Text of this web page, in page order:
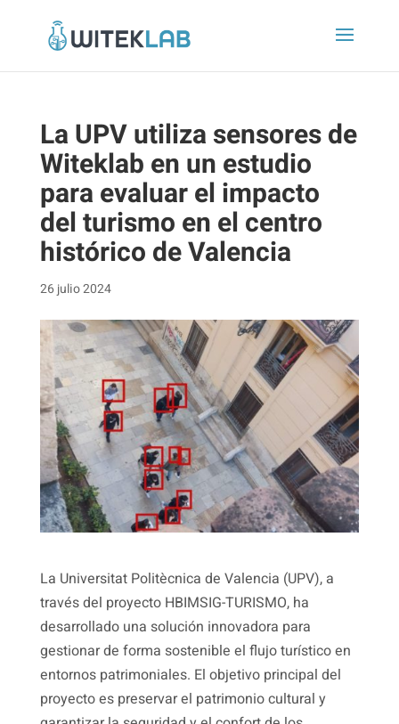
La UPV utiliza sensores de
Witeklab en un estudio
para evaluar el impacto
del turismo en el centro
histórico de Valencia
26 julio 2024
La Universitat Politècnica de Valencia (UPV), a
través del proyecto HBIMSIG-TURISMO, ha
desarrollado una solución innovadora para
gestionar de forma sostenible el flujo turístico en
entornos patrimoniales. El objetivo principal del
proyecto es preservar el patrimonio cultural y